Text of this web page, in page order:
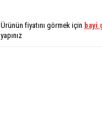
Ürünün fiyatını görmek için bayi
yapınız